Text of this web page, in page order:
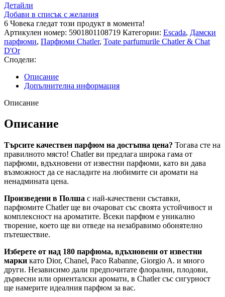
Детайли
Добави в списък с желания
6 Човека гледат този продукт в момента!
Артикулен номер: 5901801108719 Категории: Escada, Дамски
парфюми, Парфюми Chatler, Toate parfumurile Chatler & Chat
D'Or
Сподели:
Описание
Допълнителна информация
Описание
Описание
Търсите качествен парфюм на достъпна цена? Тогава сте на
правилното място! Chatler ви предлага широка гама от
парфюми, вдъхновени от известни парфюми, като ви дава
възможност да се насладите на любимите си аромати на
ненадмината цена.
Произведени в Полша с най-качествени съставки,
парфюмите Chatler ще ви очароват със своята устойчивост и
комплексност на ароматите. Всеки парфюм е уникално
творение, което ще ви отведе на незабравимо обонятелно
пътешествие.
Изберете от над 180 парфюма, вдъхновени от известни
марки като Dior, Chanel, Paco Rabanne, Giorgio A. и много
други. Независимо дали предпочитате флорални, плодови,
дървесни или ориенталски аромати, в Chatler със сигурност
ще намерите идеалния парфюм за вас.